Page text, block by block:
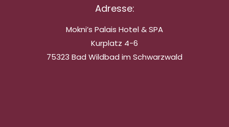
Adresse:
Mokni’s Palais Hotel & SPA
Kurplatz 4-6
75323 Bad Wildbad im Schwarzwald